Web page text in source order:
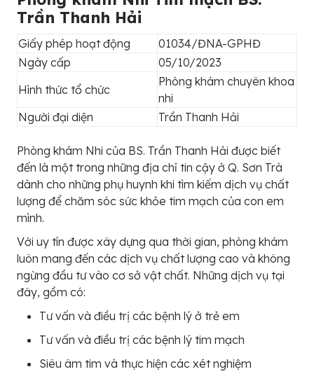
Trần Thanh Hải
Giấy phép hoạt động
01034/ĐNA-GPHĐ
Ngày cấp
05/10/2023
Hình thức tổ chức
Phòng khám chuyên khoa
nhi
Người đại diện
Trần Thanh Hải
Phòng khám Nhi của BS. Trần Thanh Hải được biết
đến là một trong những địa chỉ tin cậy ở Q. Sơn Trà
dành cho những phụ huynh khi tìm kiếm dịch vụ chất
lượng để chăm sóc sức khỏe tim mạch của con em
mình.
Với uy tín được xây dựng qua thời gian, phòng khám
luôn mang đến các dịch vụ chất lượng cao và không
ngừng đầu tư vào cơ sở vật chất. Những dịch vụ tại
đây, gồm có:
Tư vấn và điều trị các bệnh lý ở trẻ em
Tư vấn và điều trị các bệnh lý tim mạch
Siêu âm tim và thực hiện các xét nghiệm